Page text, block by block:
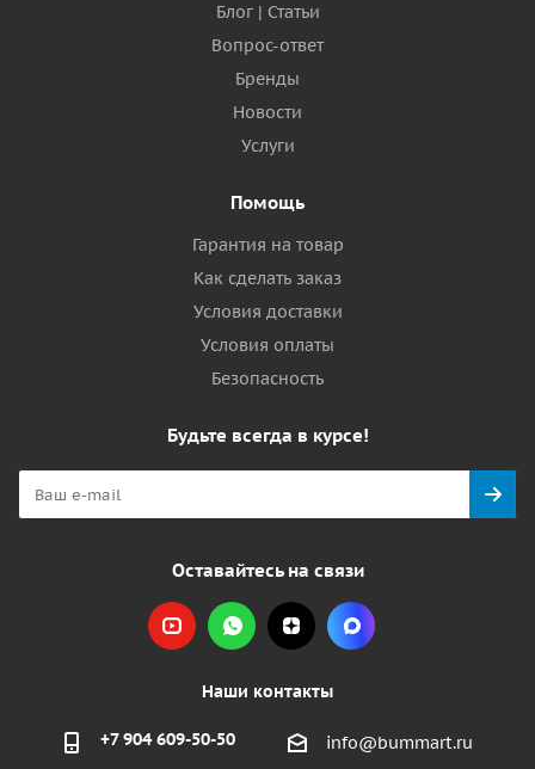
Блог | Статьи
Вопрос-ответ
Бренды
Новости
Услуги
Помощь
Гарантия на товар
Как сделать заказ
Условия доставки
Условия оплаты
Безопасность
Будьте всегда в курсе!
Оставайтесь на связи
Наши контакты
+7 904 609-50-50 info@bummart.ru